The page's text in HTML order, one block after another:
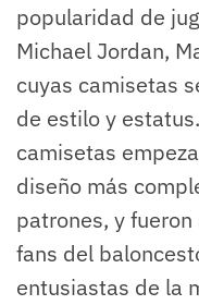
popularidad de
Michael Jordan,
cuyas camisetas
de estilo y
camisetas
diseño más
patrones, y
fans del
entusiastas de la